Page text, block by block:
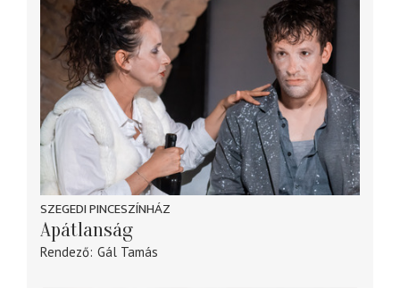
SZEGEDI PINCESZÍNHÁZ
Apátlanság
Rendező Gál Tamás